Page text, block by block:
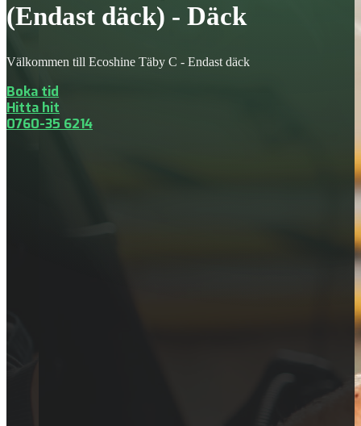
(Endast däck) - Däck
Välkommen till Ecoshine Täby C - Endast däck
Boka tid
Hitta hit
0760-35 6214